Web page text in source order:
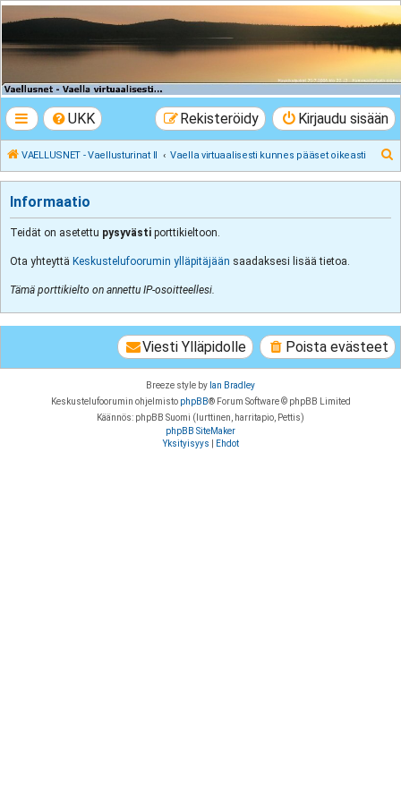
VAELLUSNET -
Vaellusturinat II
UKK Kirjaudu sisään
Rekisteröidy
VAELLUSNET - Vaellusturinat II Vaella virtuaalisesti kunnes pääset oikeasti
Informaatio
Teidät on asetettu pysyvästi porttikieltoon.
Ota yhteyttä Keskustelufoorumin ylläpitäjään saadaksesi lisää tietoa.
Tämä porttikielto on annettu IP-osoitteellesi.
Poista evästeet
Viesti Ylläpidolle
Breeze style by Ian Bradley
Keskustelufoorumin ohjelmisto phpBB® Forum Software © phpBB Limited
Käännös: phpBB Suomi (lurttinen, harritapio, Pettis)
phpBB SiteMaker
Yksityisyys
Ehdot